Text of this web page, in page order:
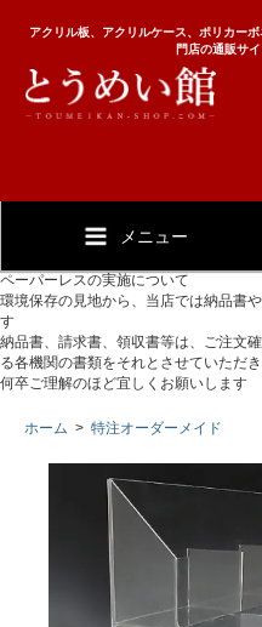
アクリル板、アクリルケース、ポリカー
門店の通販サ
メニュー
ペーパーレスの実施について
環境保存の見地から、当店では納品書
す
納品書、請求書、領収書等は、ご注文
る各機関の書類をそれとさせていただ
何卒ご理解のほど宜しくお願いします
ホーム > 特注オーダーメイド